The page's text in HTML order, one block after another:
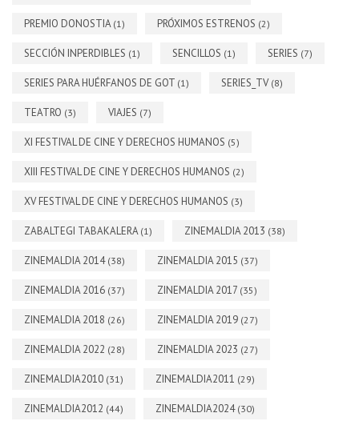
PREMIO DONOSTIA (1) PRÓXIMOS ESTRENOS (2)
SECCIÓN INPERDIBLES (1) SENCILLOS (1) SERIES (7)
SERIES PARA HUÉRFANOS DE GOT (1) SERIES_TV (8)
TEATRO (3) VIAJES (7)
XI FESTIVAL DE CINE Y DERECHOS HUMANOS (5)
XIII FESTIVAL DE CINE Y DERECHOS HUMANOS (2)
XV FESTIVAL DE CINE Y DERECHOS HUMANOS (3)
ZABALTEGI TABAKALERA (1) ZINEMALDIA 2013 (38)
ZINEMALDIA 2014 (38) ZINEMALDIA 2015 (37)
ZINEMALDIA 2016 (37) ZINEMALDIA 2017 (35)
ZINEMALDIA 2018 (26) ZINEMALDIA 2019 (27)
ZINEMALDIA 2022 (28) ZINEMALDIA 2023 (27)
ZINEMALDIA2010 (31) ZINEMALDIA2011 (29)
ZINEMALDIA2012 (44) ZINEMALDIA2024 (30)